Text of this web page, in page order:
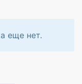
еще нет.